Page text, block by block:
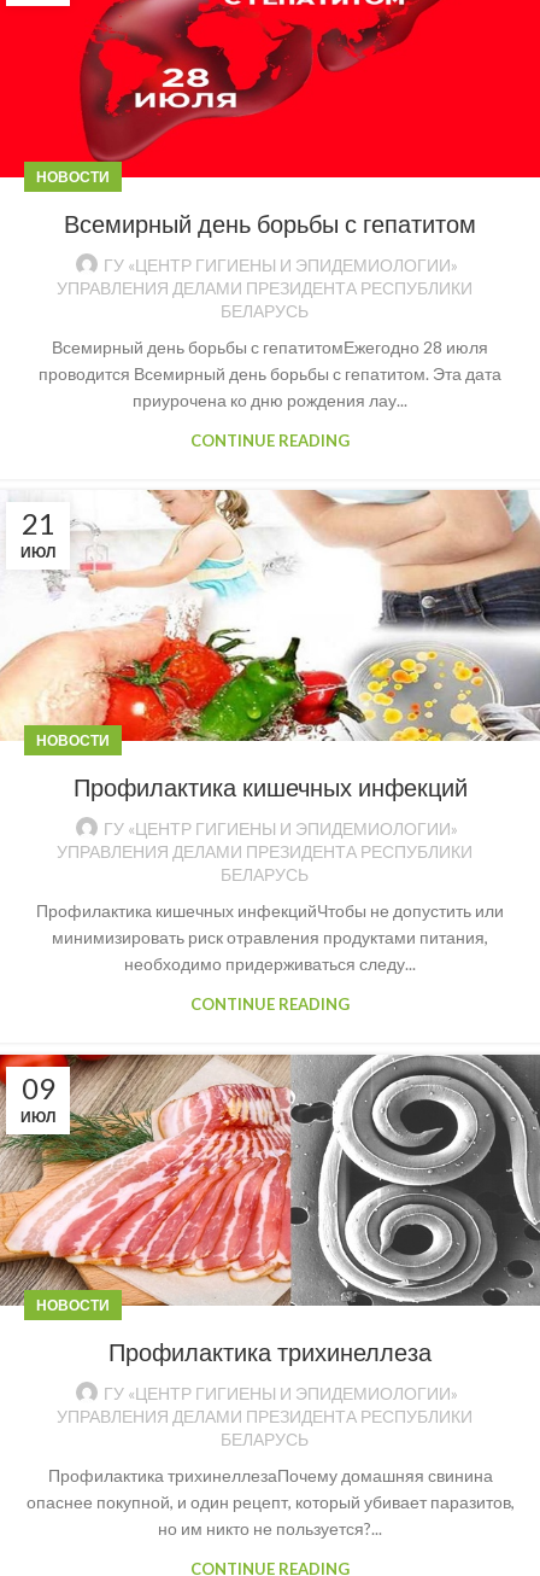
НОВОСТИ
Всемирный день борьбы с гепатитом
ГУ «ЦЕНТР ГИГИЕНЫ И ЭПИДЕМИОЛОГИИ»
УПРАВЛЕНИЯ ДЕЛАМИ ПРЕЗИДЕНТА РЕСПУБЛИКИ
БЕЛАРУСЬ
Всемирный день борьбы с гепатитомЕжегодно 28 июля
проводится Всемирный день борьбы с гепатитом. Эта дата
приурочена ко дню рождения лау...
CONTINUE READING
21
ИЮЛ
НОВОСТИ
Профилактика кишечных инфекций
ГУ «ЦЕНТР ГИГИЕНЫ И ЭПИДЕМИОЛОГИИ»
УПРАВЛЕНИЯ ДЕЛАМИ ПРЕЗИДЕНТА РЕСПУБЛИКИ
БЕЛАРУСЬ
Профилактика кишечных инфекцийЧтобы не допустить или
минимизировать риск отравления продуктами питания,
необходимо придерживаться следу...
CONTINUE READING
09
ИЮЛ
НОВОСТИ
Профилактика трихинеллеза
ГУ «ЦЕНТР ГИГИЕНЫ И ЭПИДЕМИОЛОГИИ»
УПРАВЛЕНИЯ ДЕЛАМИ ПРЕЗИДЕНТА РЕСПУБЛИКИ
БЕЛАРУСЬ
Профилактика трихинеллезаПочему домашняя свинина
опаснее покупной, и один рецепт, который убивает паразитов,
но им никто не пользуется?...
CONTINUE READING